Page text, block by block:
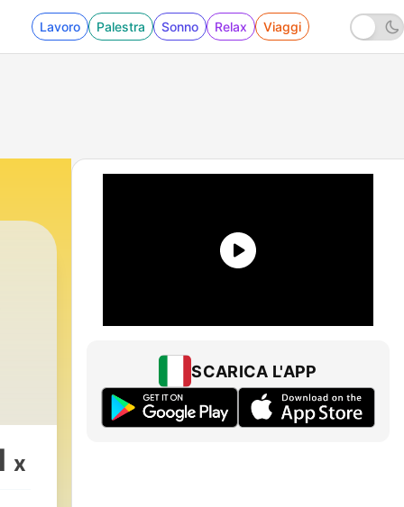
Lavoro Palestra Sonno Relax Viaggi
x
SCARICA L'APP